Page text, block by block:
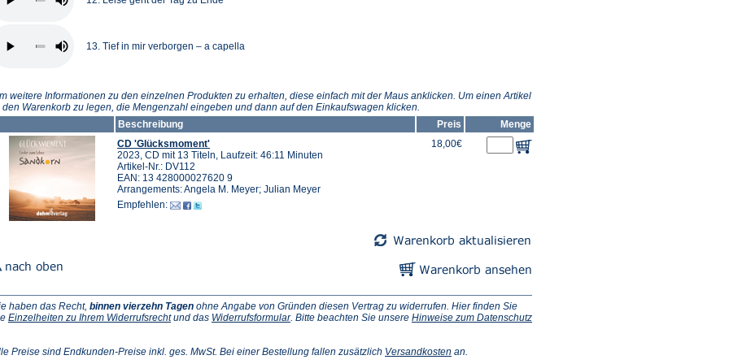
13. Tief in mir verborgen – a capella
weitere Informationen zu den einzelnen Produkten zu erhalten, diese einfach mit der Maus anklicken. Um einen Artikel
den Warenkorb zu legen, die Mengenzahl eingeben und dann auf den Einkaufswagen klicken.
Beschreibung
Preis
Menge
CD 'Glücksmoment'
2023, CD mit 13 Titeln, Laufzeit: 46:11 Minuten
Artikel-Nr.: DV112
EAN: 13 428000027620 9
Arrangements: Angela M. Meyer; Julian Meyer
Empfehlen:
18,00€
haben das Recht, binnen vierzehn Tagen ohne Angabe von Gründen diesen Vertrag zu widerrufen. Hier finden Sie
Einzelheiten zu Ihrem Widerrufsrecht(Öffnet
neuen
und das Widerrufsformular(Öffnet
neuen
. Bitte beachten Sie unsere Hinweise zum Datenschutz
Preise sind Endkunden-Preise inkl. ges. MwSt. Bei einer Bestellung fallen zusätzlich Versandkosten (Öffnet
an.